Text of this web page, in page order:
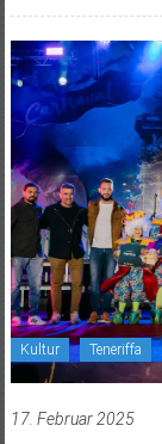
Kultur Teneriffa
17. Februar 2025